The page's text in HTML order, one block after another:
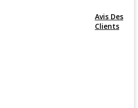
Avis Des
Clients